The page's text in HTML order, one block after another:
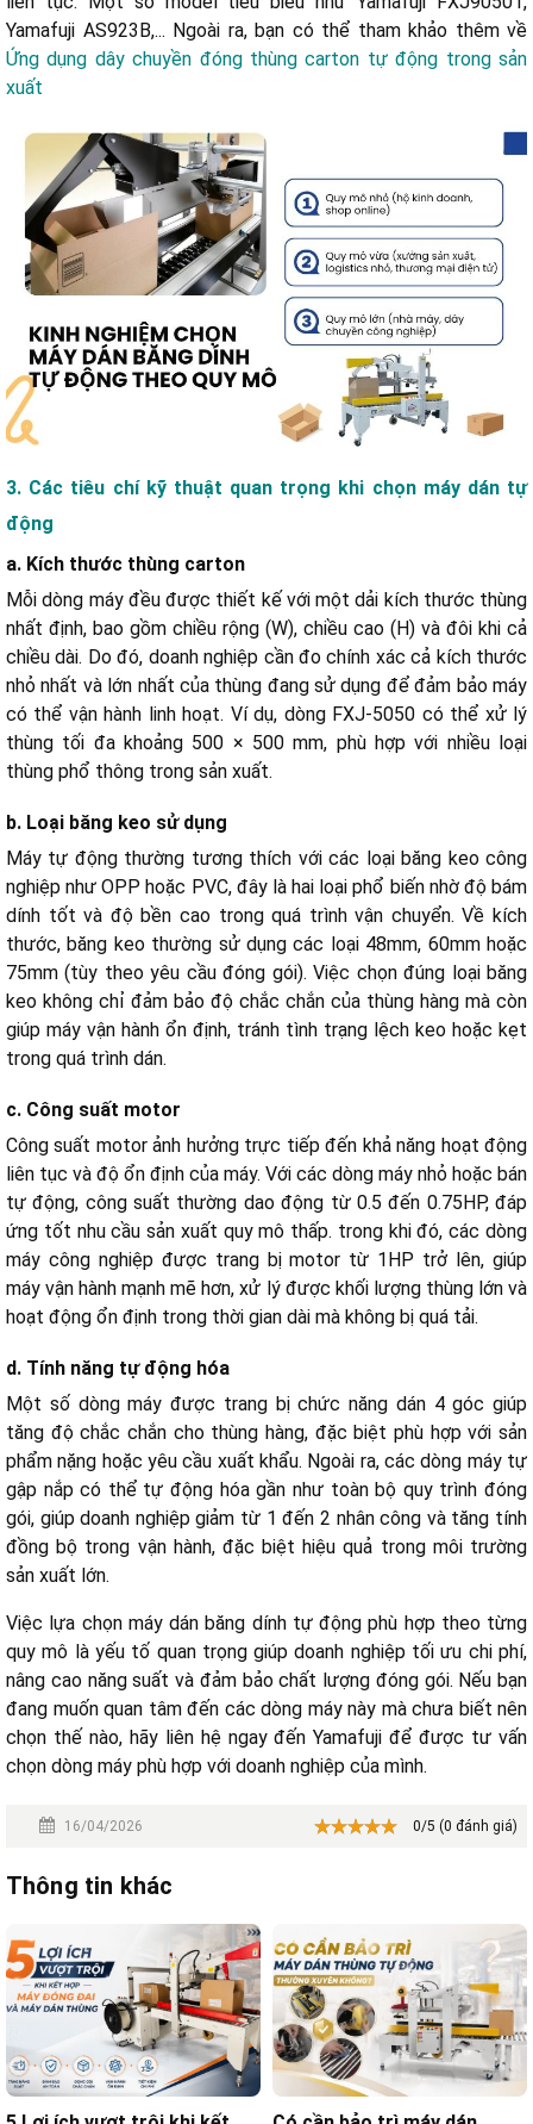
Yamafuji AS923B,... Ngoài ra, bạn có thể tham khảo thêm về
Ứng dụng dây chuyền đóng thùng carton tự động trong sản
xuất
3. Các tiêu chí kỹ thuật quan trọng khi chọn máy dán tự
động
a. Kích thước thùng carton
Mỗi dòng máy đều được thiết kế với một dải kích thước thùng
nhất định, bao gồm chiều rộng (W), chiều cao (H) và đôi khi cả
chiều dài. Do đó, doanh nghiệp cần đo chính xác cả kích thước
nhỏ nhất và lớn nhất của thùng đang sử dụng để đảm bảo máy
có thể vận hành linh hoạt. Ví dụ, dòng FXJ-5050 có thể xử lý
thùng tối đa khoảng 500 × 500 mm, phù hợp với nhiều loại
thùng phổ thông trong sản xuất.
b. Loại băng keo sử dụng
Máy tự động thường tương thích với các loại băng keo công
nghiệp như OPP hoặc PVC, đây là hai loại phổ biến nhờ độ bám
dính tốt và độ bền cao trong quá trình vận chuyển. Về kích
thước, băng keo thường sử dụng các loại 48mm, 60mm hoặc
75mm (tùy theo yêu cầu đóng gói). Việc chọn đúng loại băng
keo không chỉ đảm bảo độ chắc chắn của thùng hàng mà còn
giúp máy vận hành ổn định, tránh tình trạng lệch keo hoặc kẹt
trong quá trình dán.
c. Công suất motor
Công suất motor ảnh hưởng trực tiếp đến khả năng hoạt động
liên tục và độ ổn định của máy. Với các dòng máy nhỏ hoặc bán
tự động, công suất thường dao động từ 0.5 đến 0.75HP, đáp
ứng tốt nhu cầu sản xuất quy mô thấp. trong khi đó, các dòng
máy công nghiệp được trang bị motor từ 1HP trở lên, giúp
máy vận hành mạnh mẽ hơn, xử lý được khối lượng thùng lớn và
hoạt động ổn định trong thời gian dài mà không bị quá tải.
d. Tính năng tự động hóa
Một số dòng máy được trang bị chức năng dán 4 góc giúp
tăng độ chắc chắn cho thùng hàng, đặc biệt phù hợp với sản
phẩm nặng hoặc yêu cầu xuất khẩu. Ngoài ra, các dòng máy tự
gập nắp có thể tự động hóa gần như toàn bộ quy trình đóng
gói, giúp doanh nghiệp giảm từ 1 đến 2 nhân công và tăng tính
đồng bộ trong vận hành, đặc biệt hiệu quả trong môi trường
sản xuất lớn.
Việc lựa chọn máy dán băng dính tự động phù hợp theo từng
quy mô là yếu tố quan trọng giúp doanh nghiệp tối ưu chi phí,
nâng cao năng suất và đảm bảo chất lượng đóng gói. Nếu bạn
đang muốn quan tâm đến các dòng máy này mà chưa biết nên
chọn thế nào, hãy liên hệ ngay đến Yamafuji để được tư vấn
chọn dòng máy phù hợp với doanh nghiệp của mình.
16/04/2026 0/5 (0 đánh giá)
Thông tin khác